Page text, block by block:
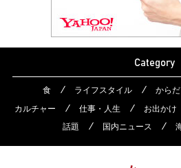
Category
食 ライフスタイル から
カルチャー
仕事・人生 お出かけ
話題
国内ニュース